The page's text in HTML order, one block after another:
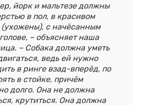
йорк и мальтезе должны
в пол, в красивом
(ухожены), с начёсанным
– объясняет наша
– Собака должна уметь
ведь ей нужно
в ринге взад-вперёд, по
в стойке, причём
долго. Она не должна
крутиться. Она должна